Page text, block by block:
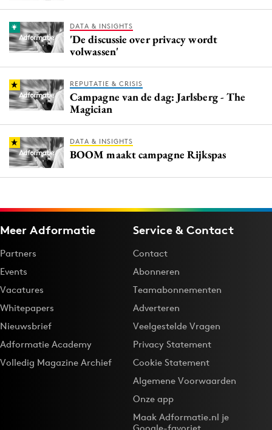
DATA & INSIGHTS
'De discussie over privacy wordt
volwassen'
REPUTATIE & CRISIS
Campagne van de dag: Jarlsberg - The
Magician
DATA & INSIGHTS
BOOM maakt campagne Rijkspas
Meer Adformatie
Partners
Events
Vacatures
Whitepapers
Nieuwsbrief
Adformatie Academy
Volledig Magazine Archief
Service & Contact
Contact
Abonneren
Teamabonnementen
Adverteren
Veelgestelde Vragen
Privacy Statement
Cookie Statement
Algemene Voorwaarden
Onze app
Maak Adformatie.nl je